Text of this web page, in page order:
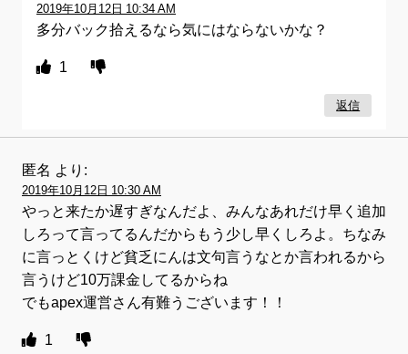
2019年10月12日 10:34 AM
多分バック拾えるなら気にはならないかな？
1
返信
匿名 より:
2019年10月12日 10:30 AM
やっと来たか遅すぎなんだよ、みんなあれだけ早く追加
しろって言ってるんだからもう少し早くしろよ。ちなみ
に言っとくけど貧乏にんは文句言うなとか言われるから
言うけど10万課金してるからね
でもapex運営さん有難うございます！！
1